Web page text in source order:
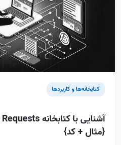
کتابخانه‌ها و کاربردها
{مثال + کد}